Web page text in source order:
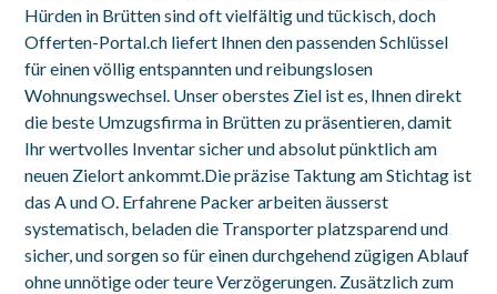
Hürden in Brütten sind oft vielfältig und tückisch, doch
Offerten-Portal.ch liefert Ihnen den passenden Schlüssel
für einen völlig entspannten und reibungslosen
Wohnungswechsel. Unser oberstes Ziel ist es, Ihnen direkt
die beste Umzugsfirma in Brütten zu präsentieren, damit
Ihr wertvolles Inventar sicher und absolut pünktlich am
neuen Zielort ankommt.Die präzise Taktung am Stichtag ist
das A und O. Erfahrene Packer arbeiten äusserst
systematisch, beladen die Transporter platzsparend und
sicher, und sorgen so für einen durchgehend zügigen Ablauf
ohne unnötige oder teure Verzögerungen. Zusätzlich zum